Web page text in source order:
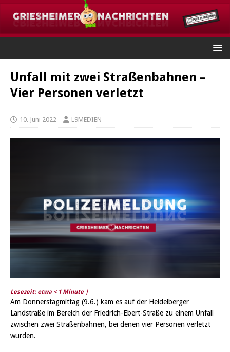
Unfall mit zwei Straßenbahnen –
Vier Personen verletzt
10. Juni 2022 L9MEDIEN
Lesezeit: etwa < 1 Minute |
Am Donnerstagmittag (9.6.) kam es auf der Heidelberger
Landstraße im Bereich der Friedrich-Ebert-Straße zu einem Unfall
zwischen zwei Straßenbahnen, bei denen vier Personen verletzt
wurden.